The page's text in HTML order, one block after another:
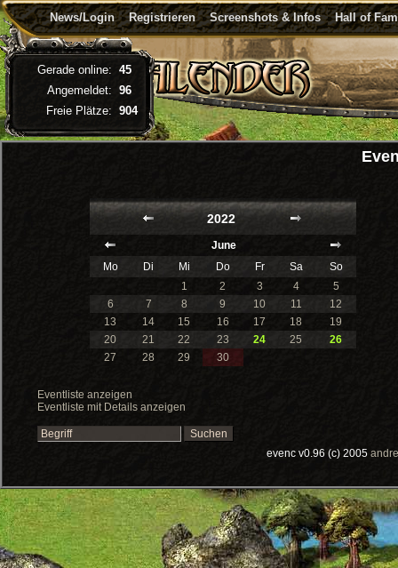
News/Login Registrieren Screenshots & Infos Hall of
2022
June
Mo
Di Mi Do Fr Sa
So
1
2 3 4
5
6
7 8 9 10 11
12
13
14 15 16 17 18
19
20
21 22 23 24 25
26
27
28 29 30
Eventliste anzeigen
Eventliste mit Details anzeigen
evenc v0.96 (c) 2005
Gerade online: 45
Angemeldet: 96
Freie Plätze: 904